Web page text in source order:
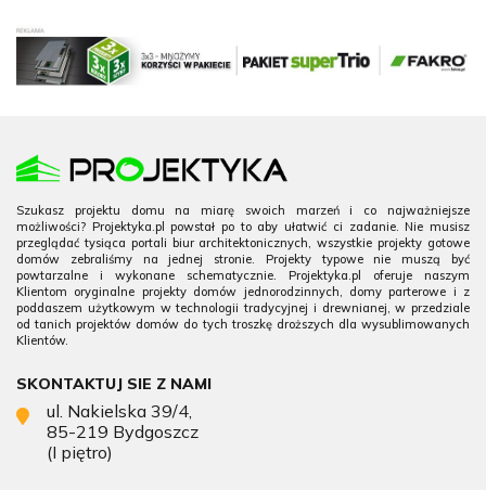
Szukasz projektu domu na miarę swoich marzeń i co najważniejsze
możliwości? Projektyka.pl powstał po to aby ułatwić ci zadanie. Nie musisz
przeglądać tysiąca portali biur architektonicznych, wszystkie projekty gotowe
domów zebraliśmy na jednej stronie. Projekty typowe nie muszą być
powtarzalne i wykonane schematycznie. Projektyka.pl oferuje naszym
Klientom oryginalne projekty domów jednorodzinnych, domy parterowe i z
poddaszem użytkowym w technologii tradycyjnej i drewnianej, w przedziale
od tanich projektów domów do tych troszkę droższych dla wysublimowanych
Klientów.
SKONTAKTUJ SIE Z NAMI
ul. Nakielska 39/4,
85-219 Bydgoszcz
(I piętro)